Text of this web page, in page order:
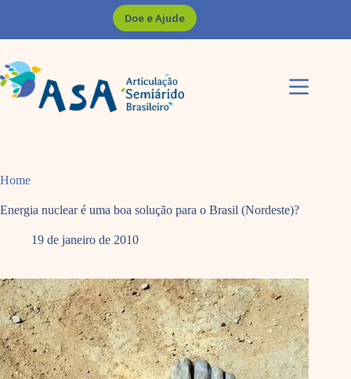
Doe e Ajude
Home
Energia nuclear é uma boa solução para o Brasil (Nordeste)?
19 de janeiro de 2010